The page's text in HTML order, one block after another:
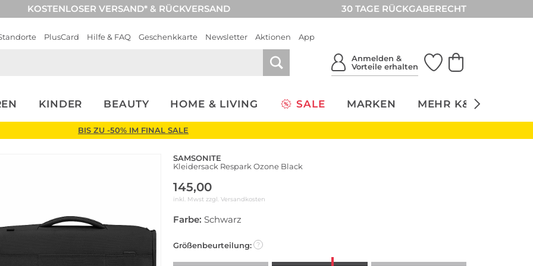
KOSTENLOSER VERSAND* & RÜCKVERSAND 30 TAGE RÜCKGABERECHT
PlusCard Hilfe & FAQ Geschenkkarte Newsletter Aktionen App
Anmelden &
Vorteile erhalten
KINDER BEAUTY HOME & LIVING SALE MARKEN MEHR K&Ö
BIS ZU -50% IM FINAL SALE
SAMSONITE
Kleidersack Respark Ozone Black
145,00
inkl. Mwst zzgl. Versandkosten
Farbe: Schwarz
Größenbeurteilung: ?